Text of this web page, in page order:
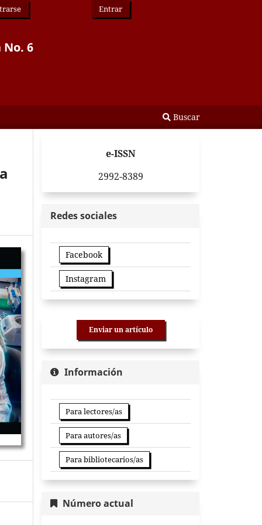
6
Buscar
Entrar
e-ISSN
2992-8389
Redes sociales
Facebook
Instagram
Enviar un artículo
Información
Para lectores/as
Para autores/as
Para bibliotecarios/as
Número actual